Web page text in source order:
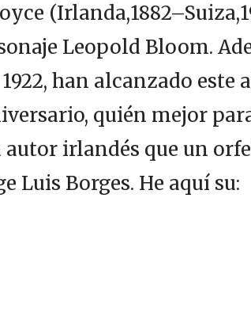
Leopold Bloom.
han alcanzado este
quién mejor
irlandés que un
Luis Borges. He aquí su: